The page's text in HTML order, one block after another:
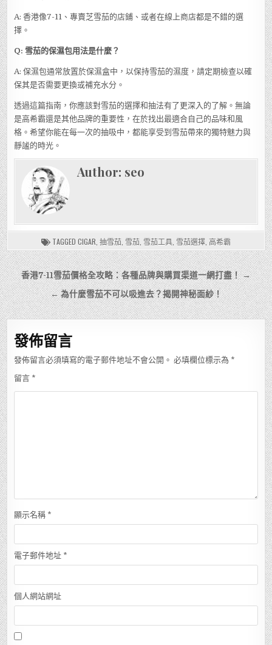
A: 香港像7-11、專賣芝雪茄的店鋪、或者在線上商店都是不錯的選
擇。
Q: 雪茄的保濕包用法是什麼？
A: 保濕包通常放置於保濕盒中，以保持雪茄的濕度，請定期檢查以確
保其是否需要更換或補充水分。
透過這篇指南，你應該對雪茄的選擇和抽法有了更深入的了解。無論
是高希霸還是其他品牌的重要性，在於找出最適合自己的品味和風
格。希望你能在每一次的抽吸中，都能享受到雪茄帶來的獨特魅力與
靜謐的時光。
Author: seo
TAGGED CIGAR, 抽雪茄, 雪茄, 雪茄工具, 雪茄選擇, 高希霸
文
章
導
覽
香港7-11雪茄價格全攻略：各種品牌與購買渠道一網打盡！ →
← 為什麼雪茄不可以吸進去？揭開神秘面紗！
發佈留言
發佈留言必須填寫的電子郵件地址不會公開。 必填欄位標示為 *
留言 *
顯示名稱 *
電子郵件地址 *
個人網站網址